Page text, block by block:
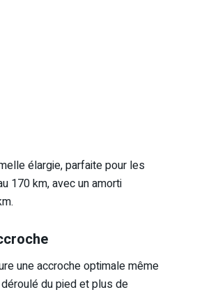
élargie, parfaite pour les
170 km, avec un amorti
une accroche optimale même
du pied et plus de